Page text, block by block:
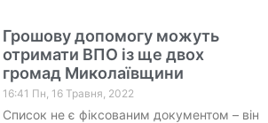
Грошову допомогу можуть
отримати ВПО із ще двох
громад Миколаївщини
16:41 Пн, 16 Травня, 2022
Список не є фіксованим документом – він